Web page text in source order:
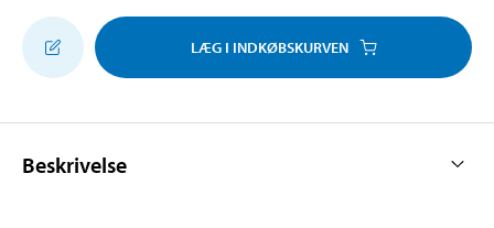
LÆG I INDKØBSKURVEN
Beskrivelse